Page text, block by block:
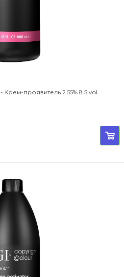
Tigi Copyright Colour Activator - Крем-проявитель 2.55% 8.5 vol.